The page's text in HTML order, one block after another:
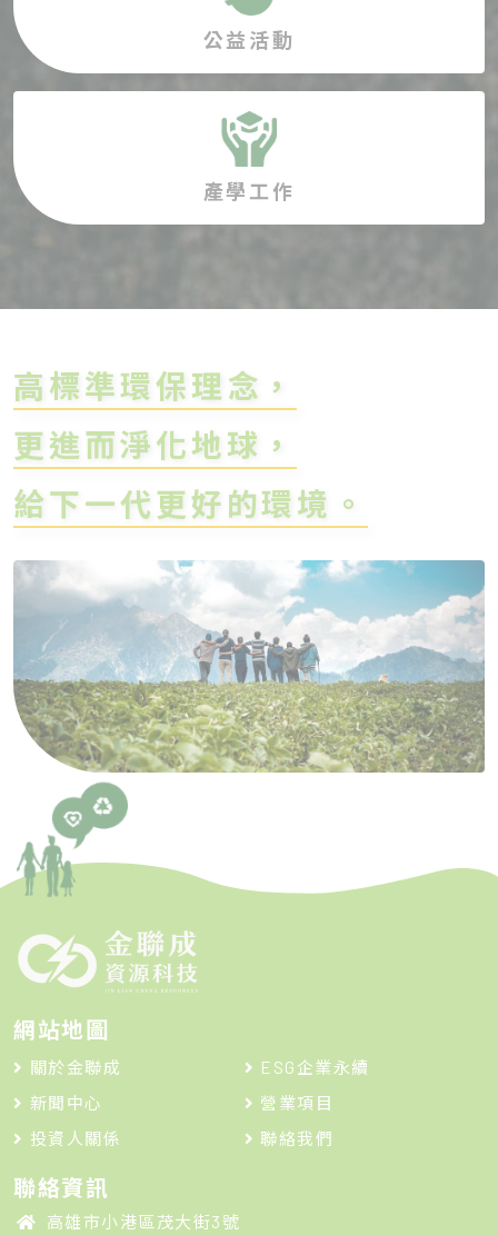
公益活動
產學工作
高標準環保理念，
更進而淨化地球，
給下一代更好的環境。
網站地圖
關於金聯成
ESG企業永續
新聞中心
營業項目
投資人關係
聯絡我們
聯絡資訊
高雄市小港區茂大街3號